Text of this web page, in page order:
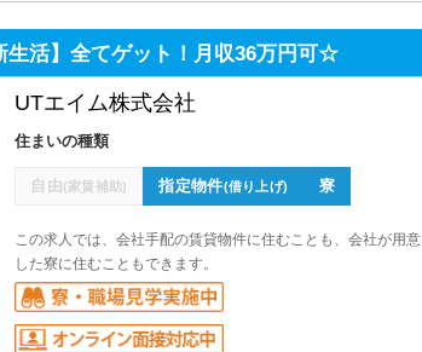
生活】全てゲット！月収36万円可☆
UTエイム株式会社
住まいの種類
自由(家賃補助) 指定物件(借り上げ) 寮
この求人では、会社手配の賃貸物件に住むことも、会社が用意
した寮に住むこともできます。